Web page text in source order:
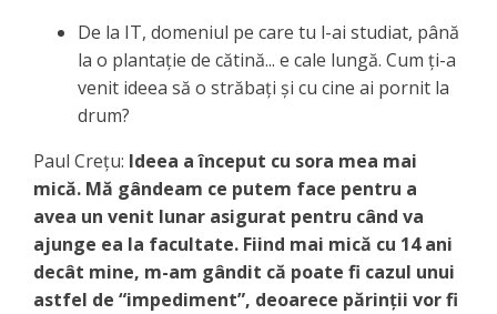
De la IT, domeniul pe care tu l-ai studiat, până
la o plantație de cătină... e cale lungă. Cum ți-a
venit ideea să o străbați și cu cine ai pornit la
drum?
Paul Creţu: Ideea a început cu sora mea mai
mică. Mă gândeam ce putem face pentru a
avea un venit lunar asigurat pentru când va
ajunge ea la facultate. Fiind mai mică cu 14 ani
decât mine, m-am gândit că poate fi cazul unui
astfel de “impediment”, deoarece părinţii vor fi